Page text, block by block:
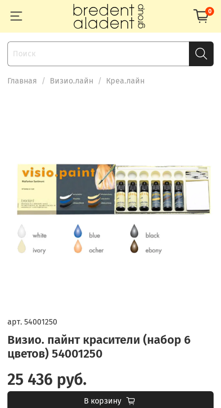
0
Главная Визио.лайн Креа.лайн
арт. 54001250
Визио. пайнт красители (набор 6
цветов) 54001250
25 436 руб.
В корзину